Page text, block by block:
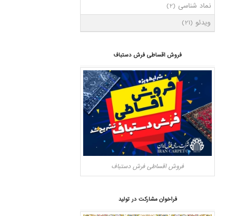
نماد شناسی (2)
ویدئو (21)
فروش اقساطی فرش دستباف
فروش اقساطی فرش دستباف
فراخوان مشارکت در تولید